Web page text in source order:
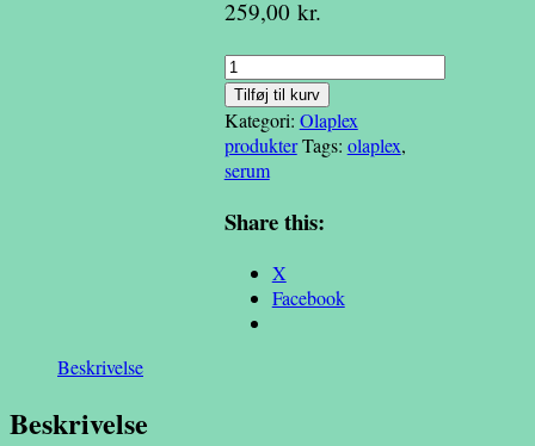
259,00 kr.
Olaplex
no.
9
bond
perfector
hair
Tilføj til kurv
Kategori: Olaplex
produkter Tags: olaplex,
serum
Share this:
X
Facebook
Beskrivelse
Beskrivelse